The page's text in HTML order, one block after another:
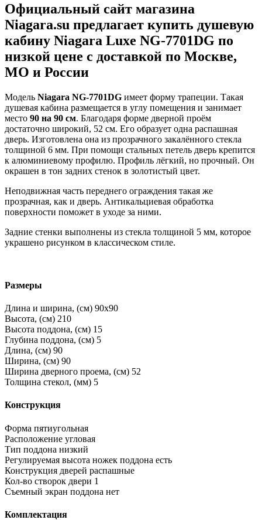
Официальный сайт магазина
Niagara.su предлагает купить душевую
кабину Niagara Luxe NG-7701DG по
низкой цене с доставкой по Москве,
МО и России
Модель Niagara NG-7701DG имеет форму трапеции. Такая
душевая кабина размещается в углу помещения и занимает
место 90 на 90 см. Благодаря форме дверной проём
достаточно широкий, 52 см. Его образует одна распашная
дверь. Изготовлена она из прозрачного закалённого стекла
толщиной 6 мм. При помощи стальных петель дверь крепится
к алюминиевому профилю. Профиль лёгкий, но прочный. Он
окрашен в тон задних стенок в золотистый цвет.
Неподвижная часть переднего ограждения такая же
прозрачная, как и дверь. Антикальциевая обработка
поверхности поможет в уходе за ними.
Задние стенки выполнены из стекла толщиной 5 мм, которое
украшено рисунком в классическом стиле.
Размеры
Длина и ширина, (см) 90x90
Высота, (см) 210
Высота поддона, (см) 15
Глубина поддона, (см) 5
Длина, (см) 90
Ширина, (см) 90
Ширина дверного проема, (см) 52
Толщина стекол, (мм) 5
Конструкция
Форма пятиугольная
Расположение угловая
Тип поддона низкий
Регулируемая высота ножек поддона есть
Конструкция дверей распашные
Кол-во створок двери 1
Съемный экран поддона нет
Комплектация